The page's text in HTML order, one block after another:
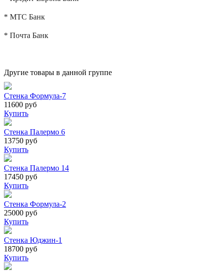
* МТС Банк
* Почта Банк
Другие товары в данной группе
Стенка Формула-7
11600 руб
Купить
Стенка Палермо 6
13750 руб
Купить
Стенка Палермо 14
17450 руб
Купить
Стенка Формула-2
25000 руб
Купить
Стенка Юджин-1
18700 руб
Купить